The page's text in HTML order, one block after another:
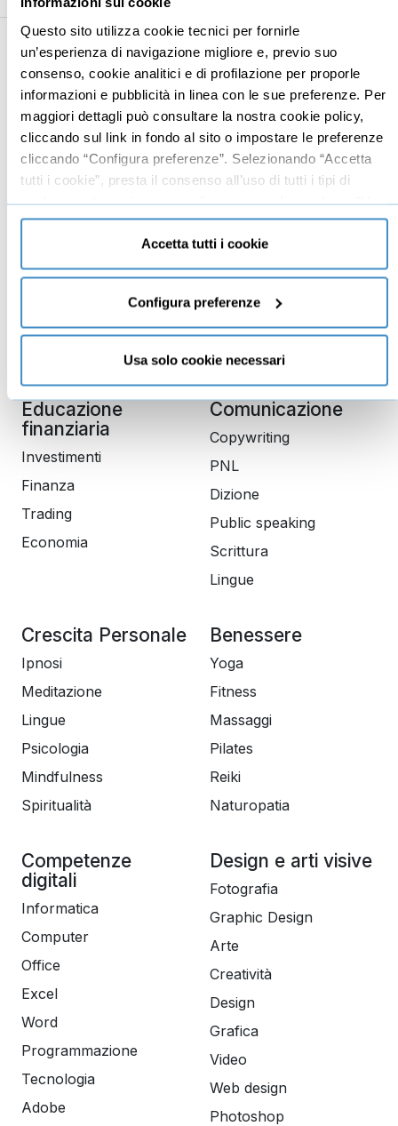
Questo sito utilizza cookie tecnici per fornirle
un’esperienza di navigazione migliore e, previo suo
consenso, cookie analitici e di profilazione per proporle
informazioni e pubblicità in linea con le sue preferenze. Per
maggiori dettagli può consultare la nostra cookie policy,
cliccando sul link in fondo al sito o impostare le preferenze
cliccando “Configura preferenze”. Selezionando “Accetta
tutti i cookie”, presta il consenso all’uso di tutti i tipi di
cookie mentre può revocare il consenso cliccando su “Usa
solo cookie necessari” e saranno attivati i soli cookie
tecnici necessari al corretto funzionamento del sito.
Accetta tutti i cookie
Configura preferenze
Usa solo cookie necessari
Business
Mindset imprenditoriale
Imprenditoria
Risorse Umane
Vendita
Business management
Produttività
Gestione aziendale
Digital marketing
Seo
Social media manager
E-commerce
Google
Educazione
finanziaria
Investimenti
Finanza
Trading
Economia
Comunicazione
Copywriting
PNL
Dizione
Public speaking
Scrittura
Lingue
Crescita Personale
Ipnosi
Meditazione
Lingue
Psicologia
Mindfulness
Spiritualità
Benessere
Yoga
Fitness
Massaggi
Pilates
Reiki
Naturopatia
Competenze
digitali
Informatica
Computer
Office
Excel
Word
Programmazione
Tecnologia
Adobe
Design e arti visive
Fotografia
Graphic Design
Arte
Creatività
Design
Grafica
Video
Web design
Photoshop